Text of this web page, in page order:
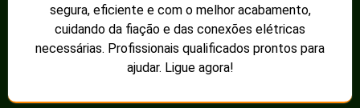
segura, eficiente e com o melhor acabamento,
cuidando da fiação e das conexões elétricas
necessárias. Profissionais qualificados prontos para
ajudar. Ligue agora!